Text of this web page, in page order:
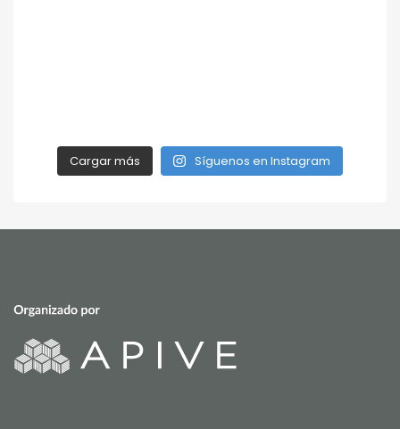
Cargar más Síguenos en Instagram